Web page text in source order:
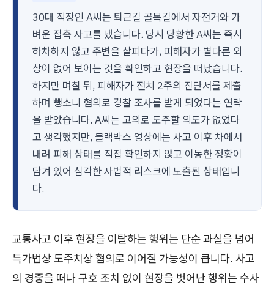
30대 직장인 A씨는 퇴근길 골목길에서 자전거와 가
벼운 접촉 사고를 냈습니다. 당시 당황한 A씨는 즉시
하차하지 않고 주변을 살피다가, 피해자가 별다른 외
상이 없어 보이는 것을 확인하고 현장을 떠났습니다.
하지만 며칠 뒤, 피해자가 전치 2주의 진단서를 제출
하며 뺑소니 혐의로 경찰 조사를 받게 되었다는 연락
을 받았습니다. A씨는 고의로 도주할 의도가 없었다
고 생각했지만, 블랙박스 영상에는 사고 이후 차에서
내려 피해 상태를 직접 확인하지 않고 이동한 정황이
담겨 있어 심각한 사법적 리스크에 노출된 상태입니
다.
교통사고 이후 현장을 이탈하는 행위는 단순 과실을 넘어
특가법상 도주치상 혐의로 이어질 가능성이 큽니다. 사고
의 경중을 떠나 구호 조치 없이 현장을 벗어난 행위는 수사